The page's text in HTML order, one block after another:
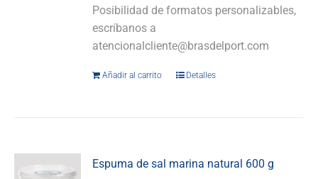
Posibilidad de formatos personalizables,
escríbanos a
atencionalcliente@brasdelport.com
Añadir al carrito Detalles
Espuma de sal marina natural 600 g